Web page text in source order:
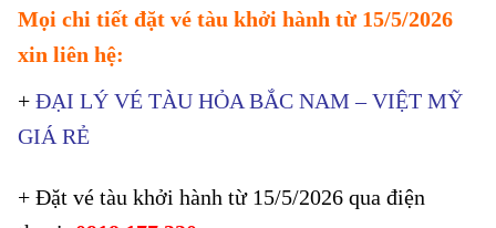
Mọi chi tiết đặt vé tàu khởi hành từ 15/5/2026
xin liên hệ:
+ ĐẠI LÝ VÉ TÀU HỎA BẮC NAM – VIỆT MỸ
GIÁ RẺ
+ Đặt vé tàu khởi hành từ 15/5/2026 qua điện